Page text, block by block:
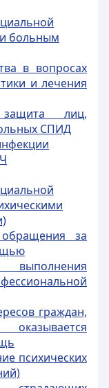
больным
в вопросах
и лечения
лиц,
СПИД
за
граждан,
психических